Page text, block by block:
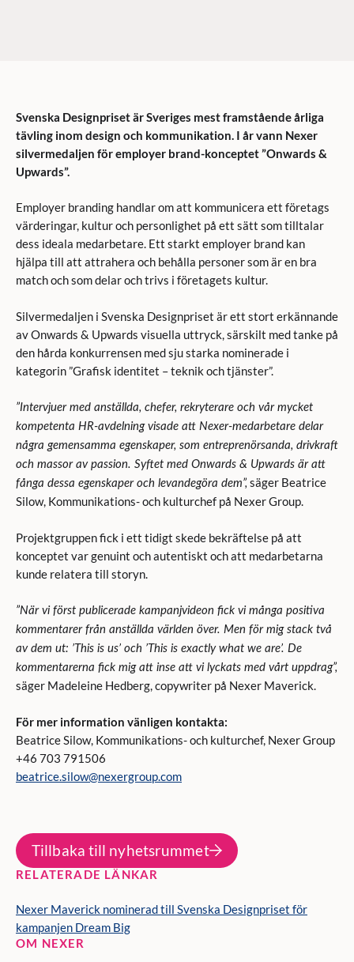
Svenska Designpriset är Sveriges mest framstående årliga
tävling inom design och kommunikation. I år vann Nexer
silvermedaljen föremployer brand-konceptet ”Onwards &
Upwards”.
Employer branding handlar om att kommunicera ett företags
värderingar, kultur och personlighet på ett sätt som tilltalar
dess ideala medarbetare. Ett starkt employer brand kan
hjälpa till att attrahera och behålla personer som är en bra
match och som delar och trivs i företagets kultur.
Silvermedaljen i Svenska Designpriset är ett stort erkännande
av Onwards & Upwards visuella uttryck, särskilt med tanke på
den hårda konkurrensen med sju starka nominerade i
kategorin ”Grafisk identitet – teknik och tjänster”.
”Intervjuer med anställda, chefer, rekryterare och vår mycket
kompetenta HR-avdelning visade att Nexer-medarbetare delar
några gemensamma egenskaper, som entreprenörsanda, drivkraft
och massor av passion. Syftet med Onwards & Upwards är att
fånga dessa egenskaper och levandegöra dem”, säger Beatrice
Silow, Kommunikations- och kulturchef på Nexer Group.
Projektgruppen fick i ett tidigt skede bekräftelse på att
konceptet var genuint och autentiskt och att medarbetarna
kunde relatera till storyn.
”När vi först publicerade kampanjvideon fick vi många positiva
kommentarer från anställda världen över. Men för mig stack två
av dem ut: ’This is us’ och ’This is exactly what we are’. De
kommentarerna fick mig att inse att vi lyckats med vårt uppdrag”,
säger Madeleine Hedberg, copywriter på Nexer Maverick.
För mer information vänligen kontakta:
Beatrice Silow, Kommunikations- och kulturchef, Nexer Group
+46 703 791506
beatrice.silow@nexergroup.com
Tillbaka till nyhetsrummet
RELATERADE LÄNKAR
Nexer Maverick nominerad till Svenska Designpriset för
kampanjen Dream Big
OM NEXER